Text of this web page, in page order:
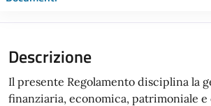
Descrizione
Il presente Regolamento disciplina la
finanziaria, economica, patrimoniale